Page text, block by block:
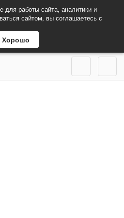
работы сайта, аналитики и
сайтом, вы соглашаетесь с
Хорошо